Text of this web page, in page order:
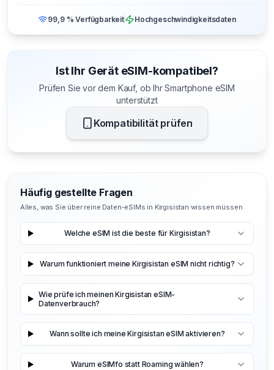
99,9 % Verfügbarkeit Hochgeschwindigkeitsdaten
Ist Ihr Gerät eSIM-kompatibel?
Prüfen Sie vor dem Kauf, ob Ihr Smartphone eSIM
unterstützt
Kompatibilität prüfen
Häufig gestellte Fragen
Alles, was Sie über reine Daten-eSIMs in Kirgisistan wissen müssen
Welche eSIM ist die beste für Kirgisistan?
Warum funktioniert meine Kirgisistan eSIM nicht richtig?
Wie prüfe ich meinen Kirgisistan eSIM-
Datenverbrauch?
Wann sollte ich meine Kirgisistan eSIM aktivieren?
Warum eSIMfo statt Roaming wählen?